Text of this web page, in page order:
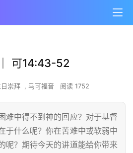
可14:43-52
日崇拜 , 马可福音 阅读 1752
难中得不到神的回应？对于基督
于什么呢？你在苦难中或软弱中
呢？期待今天的讲道能给你带来